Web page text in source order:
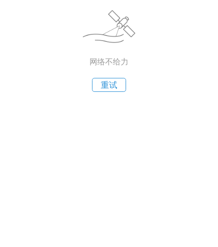
网络不给力
重试